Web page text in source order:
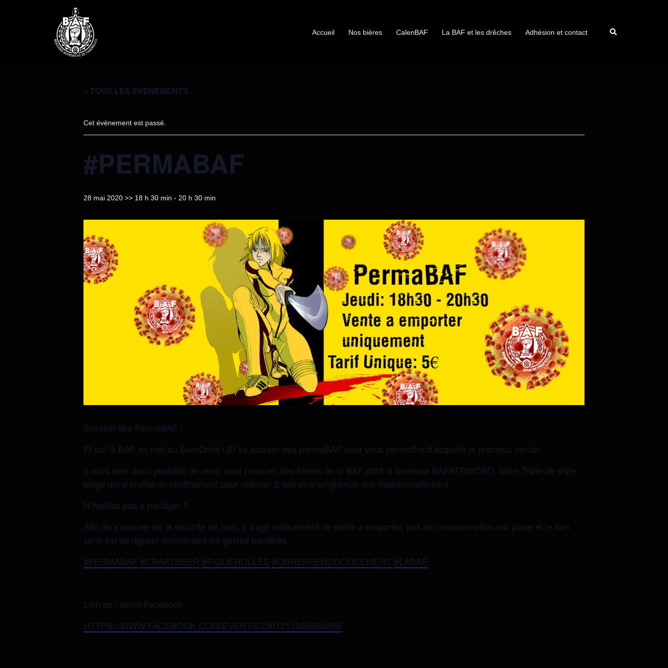
Accueil Nos bières CalenBAF La BAF et les drêches Adhésion et contact
« TOUS LES ÉVÈNEMENTS
Cet évènement est passé.
#PERMABAF
28 mai 2020 >> 18 h 30 min - 20 h 30 min
Session des PermaBAF !
Et oui la BAF se met au BeerDrive ! Et va assurer des permaBAF pour vous permettre d’acquérir le précieux nectar.
Il vous sera donc possible de venir vous procurer des bières de la BAF dont la fameuse BAFATRIBORD, bière Triple de style
belge qui a profité du confinement pour maturer 2 fois plus longtemps que traditionnellement .
N’hésitez pas à partager !!
Afin de s’assurer de la sécurité de tous, il s’agit uniquement de vente à emporter, pas de consommation sur place et le bon
sens est de rigueur concernant les gestes barrières.
#PERMABAF #CRAFTBEER #FIGUEROLLES #ONREPRENDDOUCEMENT #LABAF
Lien de l’évent Facebook
HTTPS://WWW.FACEBOOK.COM/EVENTS/2301211526854959/